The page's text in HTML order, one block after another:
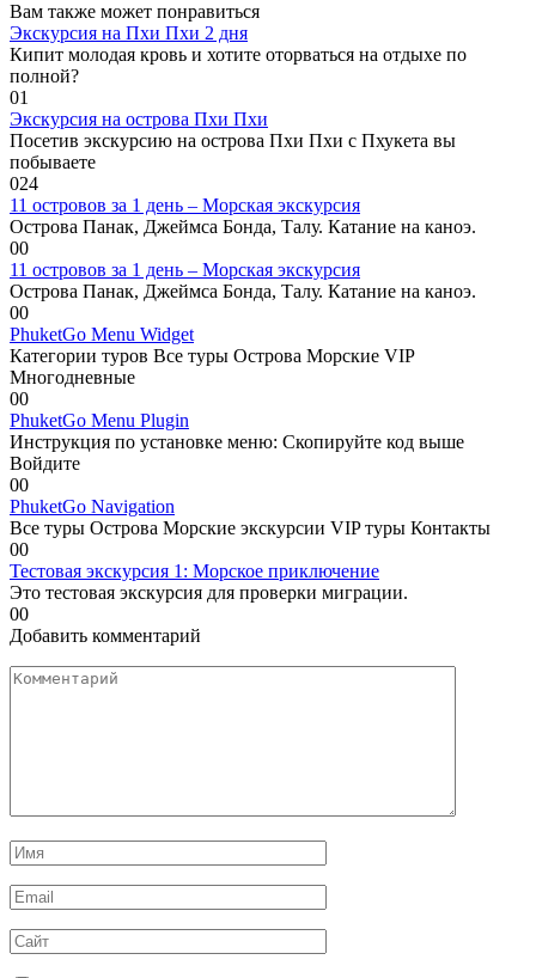
Вам также может понравиться
Экскурсия на Пхи Пхи 2 дня
Кипит молодая кровь и хотите оторваться на отдыхе по
полной?
01
Экскурсия на острова Пхи Пхи
Посетив экскурсию на острова Пхи Пхи с Пхукета вы
побываете
024
11 островов за 1 день – Морская экскурсия
Острова Панак, Джеймса Бонда, Талу. Катание на каноэ.
00
11 островов за 1 день – Морская экскурсия
Острова Панак, Джеймса Бонда, Талу. Катание на каноэ.
00
PhuketGo Menu Widget
Категории туров Все туры Острова Морские VIP
Многодневные
00
PhuketGo Menu Plugin
Инструкция по установке меню: Скопируйте код выше
Войдите
00
PhuketGo Navigation
Все туры Острова Морские экскурсии VIP туры Контакты
00
Тестовая экскурсия 1: Морское приключение
Это тестовая экскурсия для проверки миграции.
00
Добавить комментарий
Комментарий
Имя
*
Email
*
Сайт